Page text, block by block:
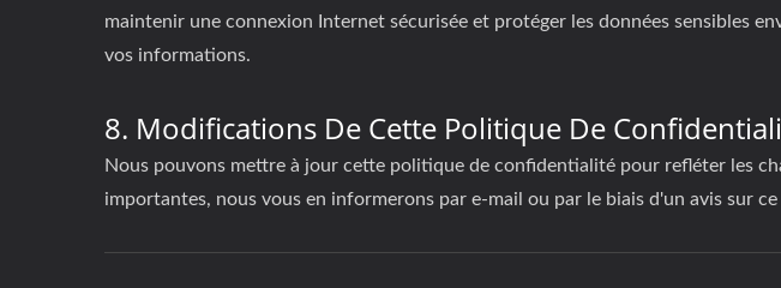
maintenir une connexion Internet sécurisée et protéger les données sensibles
vos informations.
8. Modifications De Cette Politique De
Nous pouvons mettre à jour cette politique de confidentialité pour refléter les
importantes, nous vous en informerons par e-mail ou par le biais d'un avis sur